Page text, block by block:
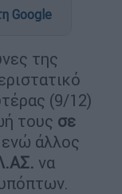
Google
της
(9/12)
τους σε
ενώ άλλος
να